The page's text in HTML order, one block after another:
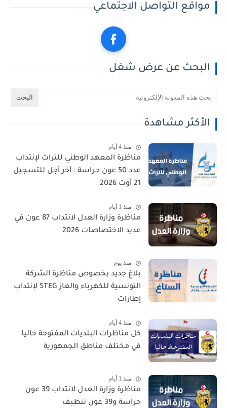
مواقع التواصل الاجتماعي
البحث عن عرض شغل
الأكثر مشاهدة
منذ 4 أيام
مناظرة المعهد الوطني للتراث لإنتداب
عدد 50 عون حراسة : آخر أجل للتسجيل
21 أوت 2026
منذ 1 أيام
مناظرة وزارة العدل لانتداب 87 عون في
عديد الاختصاصات 2026
منذ يوم
بلاغ جديد بخصوص مناظرة الشركة
التونسية للكهرباء والغاز STEG لإنتداب
إطارات
منذ 4 أيام
كل مناظرات البلديات المفتوحة حاليا
في مختلف مناطق الجمهورية
منذ 1 أيام
مناظرة وزارة العدل لانتداب 39 عون
حراسة و39 عون تنظيف